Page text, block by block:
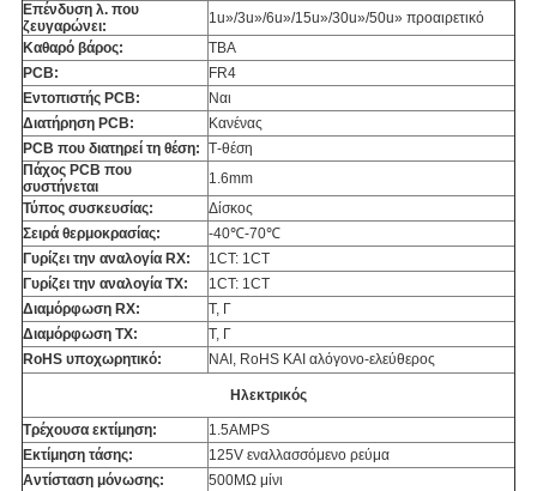
Επένδυση λ. που
ζευγαρώνει:
1u»/3u»/6u»/15u»/30u»/50u» προαιρετικό
Καθαρό βάρος:
TBA
PCB:
FR4
Εντοπιστής PCB:
Ναι
Διατήρηση PCB:
Κανένας
PCB που διατηρεί τη θέση: Τ-θέση
Πάχος PCB που
συστήνεται
1.6mm
Τύπος συσκευσίας:
Δίσκος
Σειρά θερμοκρασίας:
-40℃-70℃
Γυρίζει την αναλογία RX:
1CT: 1CT
Γυρίζει την αναλογία TX:
1CT: 1CT
Διαμόρφωση RX:
Τ, Γ
Διαμόρφωση TX:
Τ, Γ
RoHS υποχωρητικό:
ΝΑΙ, RoHS ΚΑΙ αλόγονο-ελεύθερος
Ηλεκτρικός
Τρέχουσα εκτίμηση:
1.5AMPS
Εκτίμηση τάσης:
125V εναλλασσόμενο ρεύμα
Αντίσταση μόνωσης:
500MΩ μίνι